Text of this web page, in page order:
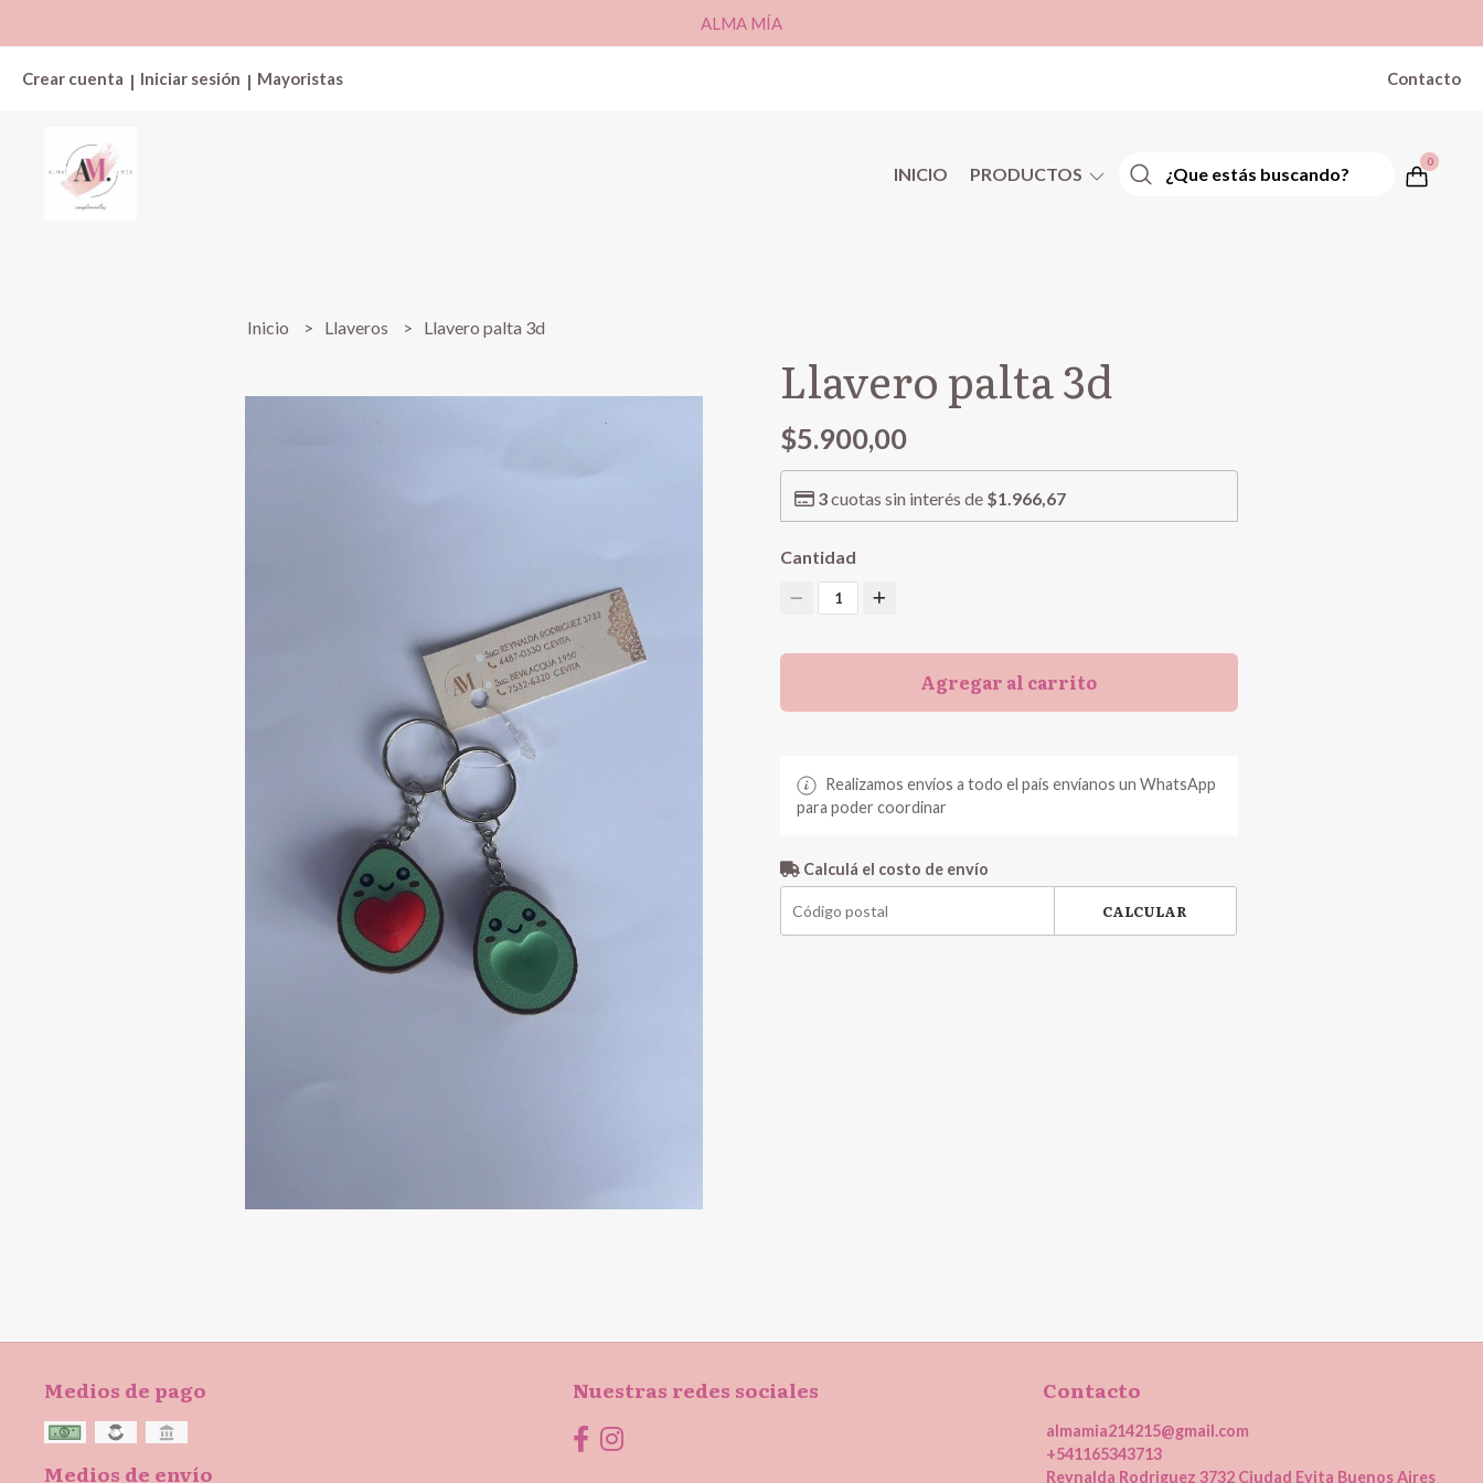
ALMA MÍA
Crear cuenta | Iniciar sesión | Mayoristas Contacto
INICIO PRODUCTOS
0
Inicio Llaveros Llavero palta 3d
Llavero palta 3d
$5.900,00
3cuotas sin interés de $1.966,67
Cantidad
1
Agregar al carrito
Realizamos envíos a todo el país envíanos un WhatsApp
para poder coordinar
Calculá el costo de envío
CALCULAR
Medios de pago
Medios de envío
Nuestras redes sociales Contacto
almamia214215@gmail.com
+541165343713
Reynalda Rodriguez 3732 Ciudad Evita Buenos Aires